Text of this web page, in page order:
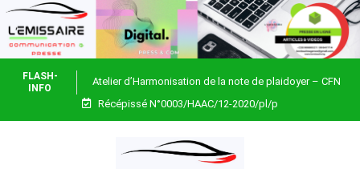
FLASH-
INFO
Atelier d’Harmonisation de la note de plaidoyer – CFN
Togo
Récépissé N°0003/HAAC/12-2020/pl/p